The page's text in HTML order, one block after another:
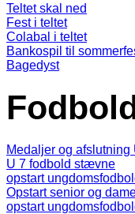
Teltet skal ned
Fest i teltet
Colabal i teltet
Bankospil til
Bagedyst
Medaljer og afslutning
U 7 fodbold stævne
opstart
Opstart senior og
opstart